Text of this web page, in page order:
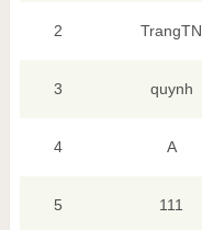
2 TrangTN
3 quynh
4 A
5 111